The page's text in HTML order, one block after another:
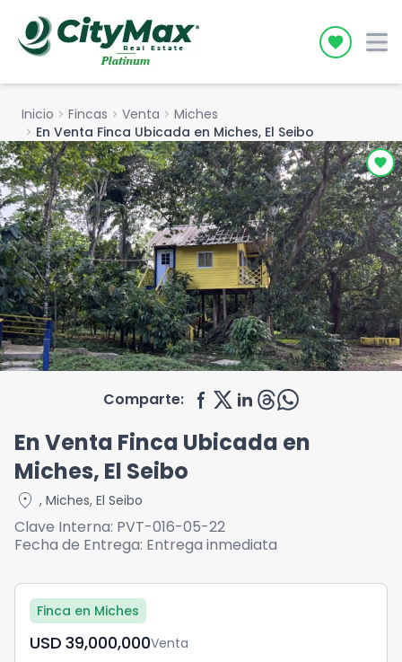
Icon
Inicio chevron_right Fincas chevron_right Venta chevron_right Miches
chevron_right En Venta Finca Ubicada en Miches, El Seibo
Comparte:
En Venta Finca Ubicada en
Miches, El Seibo
location_on , Miches, El Seibo
Clave Interna: PVT-016-05-22
Fecha de Entrega: Entrega inmediata
Finca en Miches
USD	39,000,000Venta